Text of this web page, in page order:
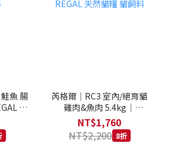
魚 腸
天
芮格爾｜RC3 室內/絕育貓
雞肉&魚肉 5.4kg｜
REGAL 天然貓糧 貓飼料
NT$1,760
NT$2,200 8折